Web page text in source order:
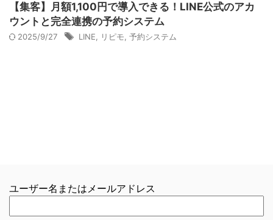
【集客】月額1,100円で導入できる！LINE公式のアカ
ウントと完全連携の予約システム
2025/9/27 LINE リピモ 予約システム
ユーザー名またはメールアドレス